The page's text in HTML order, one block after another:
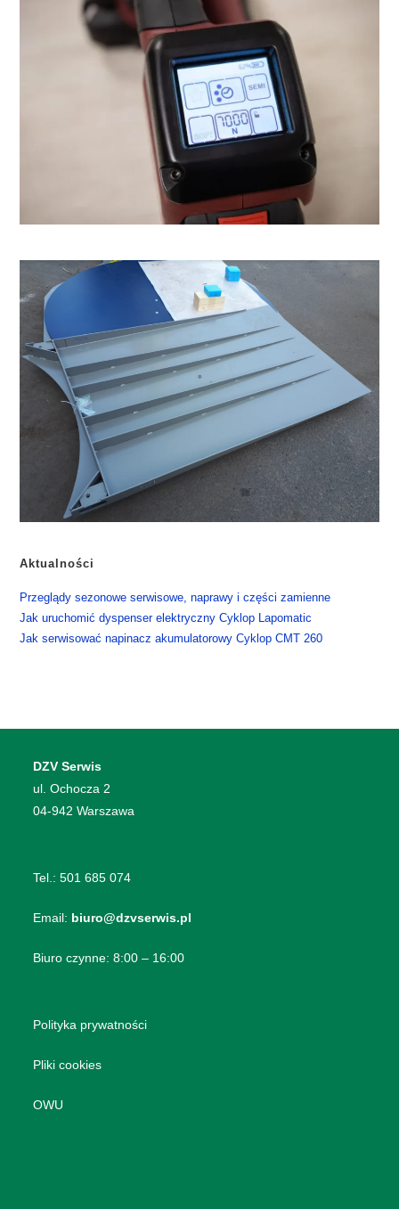
Aktualności
​Przeglądy sezonowe serwisowe, naprawy i części zamienne
​Jak uruchomić dyspenser elektryczny Cyklop Lapomatic
​Jak serwisować napinacz akumulatorowy Cyklop CMT 260
DZV Serwis
​ul. Ochocza 2
04-942 Warszawa
Tel.:501 685 074
Email: biuro@dzvserwis.pl
Biuro czynne: 8:00 – 16:00
Polityka prywatności
Pliki cookies
OWU